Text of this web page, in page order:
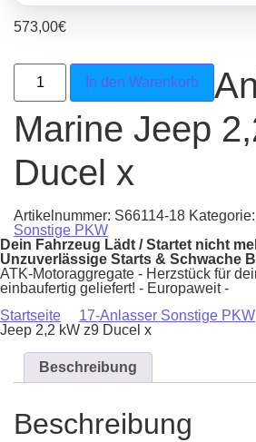
573,00€
Anlasser Marine Jeep 2,2 kW z9
In den Warenkorb
Marine Jeep
Ducel x
Artikelnummer: S66114-18 Kategorie:
Sonstige PKW
Dein Fahrzeug Lädt / Startet nicht
Unzuverlässige Starts & Schwache
ATK-Motoraggregate - Herzstück für
einbaufertig geliefert! - Europaweit -
Startseite
17-Anlasser Sonstige PKW
Jeep 2,2 kW z9 Ducel x
Beschreibung
Beschreibung